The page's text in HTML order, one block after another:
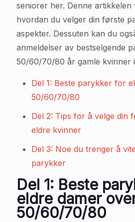
seniorer her. Denne artikkelen
hvordan du velger din første
aspekter. Dessuten kan du
anmeldelser av bestselgende
50/60/70/80 år gamle kvinner
Del 1: Beste parykker for
50/60/70/80
Del 2: Tips for å velge din
eldre kvinner
Del 3: Noe du trenger å
parykker
Del 1: Beste
eldre damer
50/60/70/80